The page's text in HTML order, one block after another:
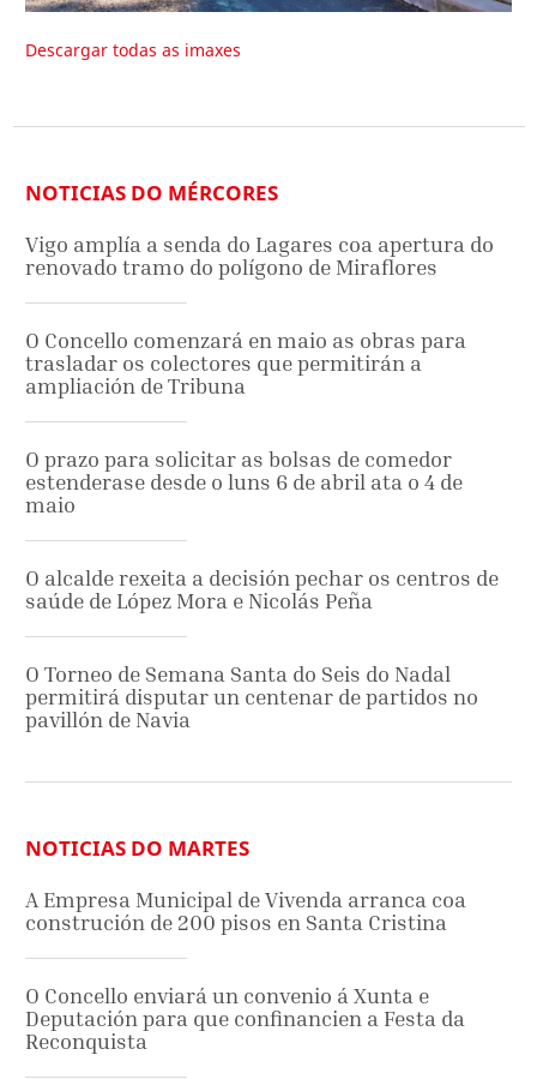
Descargar todas as imaxes
NOTICIAS DO MÉRCORES
Vigo amplía a senda do Lagares coa apertura do
renovado tramo do polígono de Miraflores
O Concello comenzará en maio as obras para
trasladar os colectores que permitirán a
ampliación de Tribuna
O prazo para solicitar as bolsas de comedor
estenderase desde o luns 6 de abril ata o 4 de
maio
O alcalde rexeita a decisión pechar os centros de
saúde de López Mora e Nicolás Peña
O Torneo de Semana Santa do Seis do Nadal
permitirá disputar un centenar de partidos no
pavillón de Navia
NOTICIAS DO MARTES
A Empresa Municipal de Vivenda arranca coa
construción de 200 pisos en Santa Cristina
O Concello enviará un convenio á Xunta e
Deputación para que confinancien a Festa da
Reconquista